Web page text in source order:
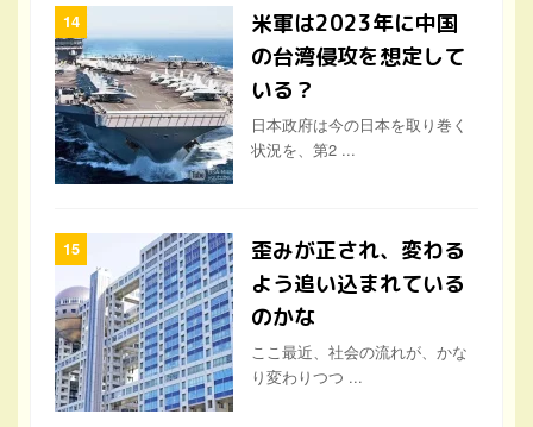
米軍は2023年に中国
の台湾侵攻を想定して
いる？
日本政府は今の日本を取り巻く
状況を、第2 ...
歪みが正され、変わる
よう追い込まれている
のかな
ここ最近、社会の流れが、かな
り変わりつつ ...